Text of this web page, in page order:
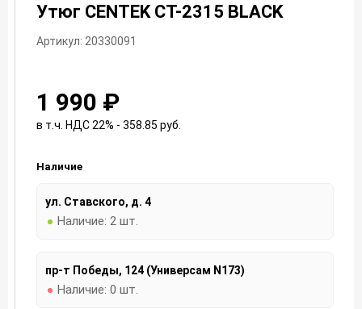
Утюг CENTEK CT-2315 BLACK
Артикул: 20330091
1 990 ₽
в т.ч. НДС 22% - 358.85 руб.
Наличие
ул. Ставского, д. 4
Наличие: 2 шт.
пр-т Победы, 124 (Универсам N173)
Наличие: 0 шт.